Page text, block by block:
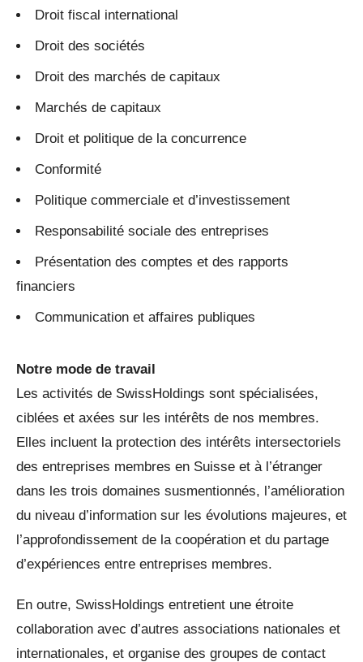
Droit fiscal international
Droit des sociétés
Droit des marchés de capitaux
Marchés de capitaux
Droit et politique de la concurrence
Conformité
Politique commerciale et d’investissement
Responsabilité sociale des entreprises
Présentation des comptes et des rapports
financiers
Communication et affaires publiques
Notre mode de travail
Les activités de SwissHoldings sont spécialisées,
ciblées et axées sur les intérêts de nos membres.
Elles incluent la protection des intérêts intersectoriels
des entreprises membres en Suisse et à l’étranger
dans les trois domaines susmentionnés, l’amélioration
du niveau d’information sur les évolutions majeures, et
l’approfondissement de la coopération et du partage
d’expériences entre entreprises membres.
En outre, SwissHoldings entretient une étroite
collaboration avec d’autres associations nationales et
internationales, et organise des groupes de contact